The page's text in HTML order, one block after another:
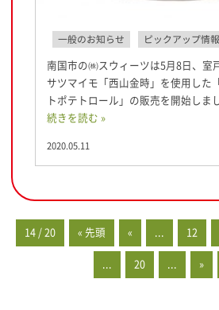
一般のお知らせ ピックアップ情報
南国市の㈱スウィーツは5月8日、室
サツマイモ「西山金時」を使用した
トポテトロール」の販売を開始しま
続きを読む »
2020.05.11
14 / 20 « 先頭 « 12
20 »